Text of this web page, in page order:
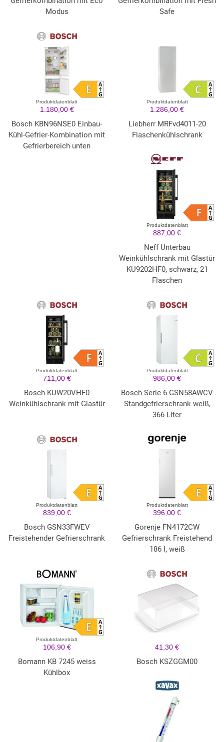
Modus
Safe
Produktdatenblatt
1.180,00 €
Bosch KBN96NSE0 Einbau-
Kühl-Gefrier-Kombination mit
Gefrierbereich unten
Produktdatenblatt
1.286,00 €
Liebherr MRFvd4011-20
Flaschenkühlschrank
Produktdatenblatt
887,00 €
Neff Unterbau
Weinkühlschrank mit Glastür
KU9202HF0, schwarz, 21
Flaschen
Produktdatenblatt
711,00 €
Bosch KUW20VHF0
Weinkühlschrank mit Glastür
Produktdatenblatt
986,00 €
Bosch Serie 6 GSN58AWCV
Standgefrierschrank weiß,
366 Liter
Produktdatenblatt
839,00 €
Bosch GSN33FWEV
Freistehender Gefrierschrank
Produktdatenblatt
396,00 €
Gorenje FN4172CW
Gefrierschrank Freistehend
186 l, weiß
Produktdatenblatt
106,90 €
Bomann KB 7245 weiss
Kühlbox
41,30 €
Bosch KSZGGM00